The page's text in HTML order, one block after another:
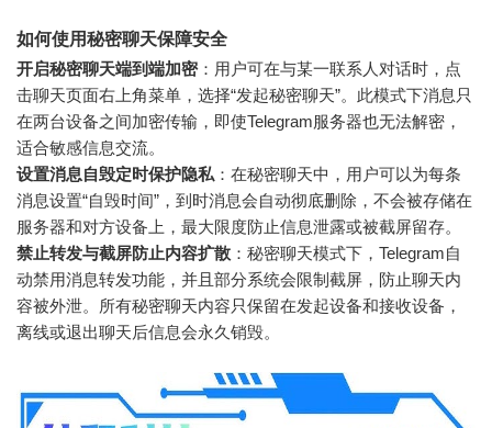
如何使用秘密聊天保障安全
开启秘密聊天端到端加密：用户可在与某一联系人对话时，点
击聊天页面右上角菜单，选择“发起秘密聊天”。此模式下消息只
在两台设备之间加密传输，即使Telegram服务器也无法解密，
适合敏感信息交流。
设置消息自毁定时保护隐私 ：在秘密聊天中，用户可以为每条
消息设置“自毁时间”，到时消息会自动彻底删除，不会被存储在
服务器和对方设备上，最大限度防止信息泄露或被截屏留存。
禁止转发与截屏防止内容扩散 ：秘密聊天模式下，Telegram自
动禁用消息转发功能，并且部分系统会限制截屏，防止聊天内
容被外泄。所有秘密聊天内容只保留在发起设备和接收设备，
离线或退出聊天后信息会永久销毁。